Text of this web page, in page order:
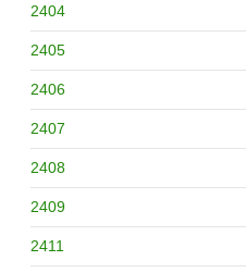
2404
2405
2406
2407
2408
2409
2411